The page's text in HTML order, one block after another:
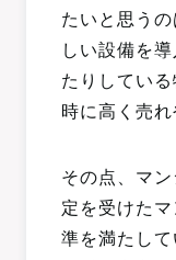
たいと思う
しい設備を
たりしてい
時に高く売れ
その点、マ
定を受けた
準を満たし